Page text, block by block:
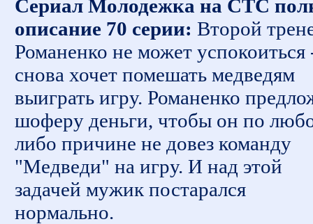
Сериал Молодежка на СТС
описание 70 серии: Второй
Романенко не может успокоиться
снова хочет помешать медведям
выиграть игру. Романенко
шоферу деньги, чтобы он по
либо причине не довез команду
"Медведи" на игру. И над этой
задачей мужик постарался
нормально.